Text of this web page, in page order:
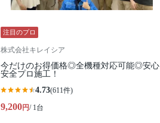
注目のプロ
株式会社キレイシア
今だけのお得価格◎全機種対応可能◎安心
安全プロ施工！
4.73(611件)
9,200円/ 1台